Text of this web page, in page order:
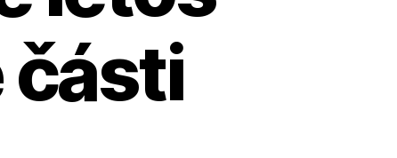
části